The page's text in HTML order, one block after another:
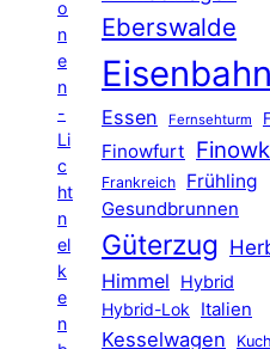
o
n
e
n
-
Li
c
ht
n
el
k
e
n
Eberswalde
Eisenbahn
Essen Fernsehturm
Finowfurt
Frankreich Frühling
Gesundbrunnen
Güterzug
Himmel
Hybrid
Hybrid-Lok Italien
Kesselwagen